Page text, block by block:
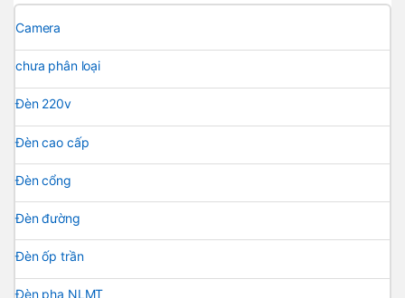
Camera
chưa phân loại
Đèn 220v
Đèn cao cấp
Đèn cổng
Đèn đường
Đèn ốp trần
Đèn pha NLMT